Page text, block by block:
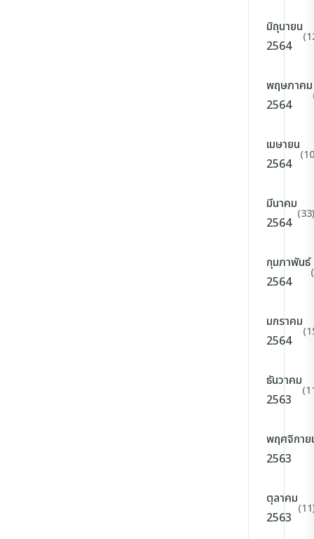
มิถุนายน
2564
พฤษภาคม
2564
เมษายน
2564
มีนาคม
2564
(33)
กุมภาพันธ์
2564
มกราคม
2564
ธันวาคม
2563
พฤศจิกาย
2563
ตุลาคม
2563